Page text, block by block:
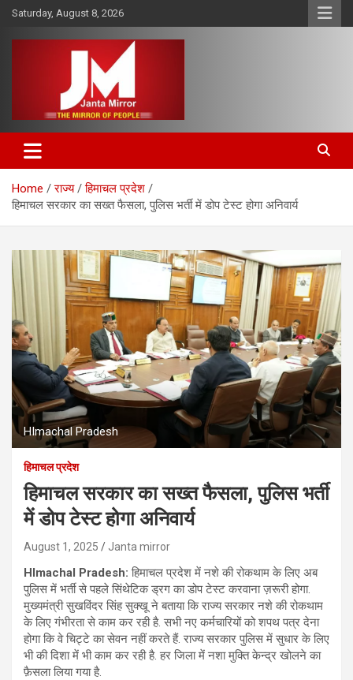
Skip
content
Saturday, August 8, 2026
Janta Mirror
Home राज्य
हिमाचल प्रदेश
हिमाचल सरकार का सख्त फैसला, पुलिस भर्ती में डोप टेस्ट होगा अनिवार्य
HImachal Pradesh
हिमाचल प्रदेश
हिमाचल सरकार का सख्त फैसला, पुलिस भर्ती
में डोप टेस्ट होगा अनिवार्य
August 1, 2025 Janta mirror
HImachal Pradesh:हिमाचल प्रदेश में नशे की रोकथाम के लिए अब
पुलिस में भर्ती से पहले सिंथेटिक ड्रग का डोप टेस्ट करवाना ज़रूरी होगा.
मुख्यमंत्री सुखविंदर सिंह सुक्खू ने बताया कि राज्य सरकार नशे की रोकथाम
के लिए गंभीरता से काम कर रही है. सभी नए कर्मचारियों को शपथ पत्र देना
होगा कि वे चिट्टे का सेवन नहीं करते हैं. राज्य सरकार पुलिस में सुधार के लिए
भी की दिशा में भी काम कर रही है. हर जिला में नशा मुक्ति केन्द्र खोलने का
फ़ैसला लिया गया है.